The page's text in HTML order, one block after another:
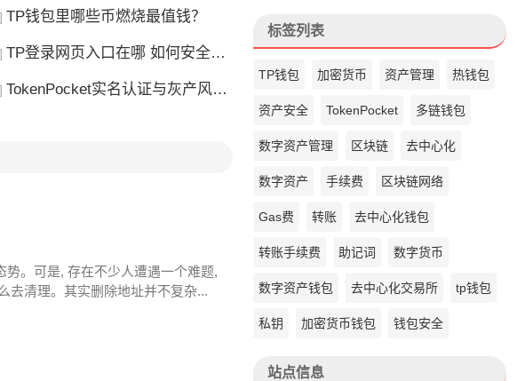
TP钱包里哪些币燃烧最值钱？
TP登录网页入口在哪 如何安全快速登陆平台
TokenPocket实名认证与灰产风险全解析
。可是, 存在不少人遭遇一个难题,
去清理。其实删除地址并不复杂...
标签列表
TP钱包 加密货币 资产管理 热钱包
资产安全 TokenPocket 多链钱包
数字资产管理 区块链 去中心化
数字资产 手续费 区块链网络
Gas费 转账 去中心化钱包
转账手续费 助记词 数字货币
数字资产钱包 去中心化交易所 tp钱包
私钥 加密货币钱包 钱包安全
站点信息